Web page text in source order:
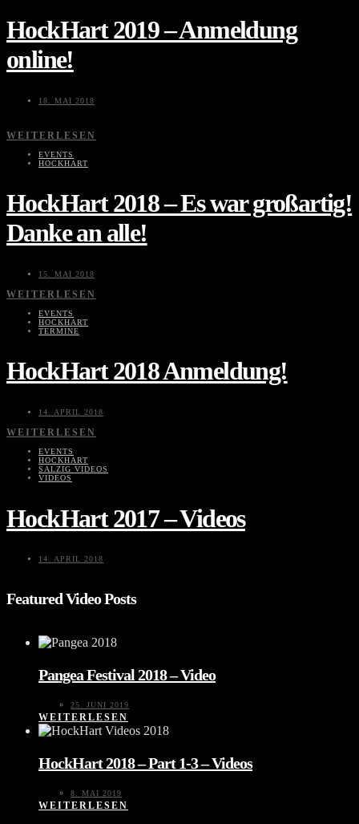
HockHart 2019 – Anmeldung
online!
18. MAI 2018
WEITERLESEN
EVENTS
HOCKHART
HockHart 2018 – Es war großartig!
Danke an alle!
15. MAI 2018
WEITERLESEN
EVENTS
HOCKHART
TERMINE
HockHart 2018 Anmeldung!
14. APRIL 2018
WEITERLESEN
EVENTS
HOCKHART
SALZIG VIDEOS
VIDEOS
HockHart 2017 – Videos
14. APRIL 2018
Featured Video Posts
Pangea Festival 2018 – Video
25. JUNI 2019
WEITERLESEN
HockHart 2018 – Part 1-3 – Videos
8. MAI 2019
WEITERLESEN